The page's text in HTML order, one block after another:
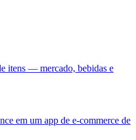
itens — mercado, bebidas e
em um app de e-commerce de